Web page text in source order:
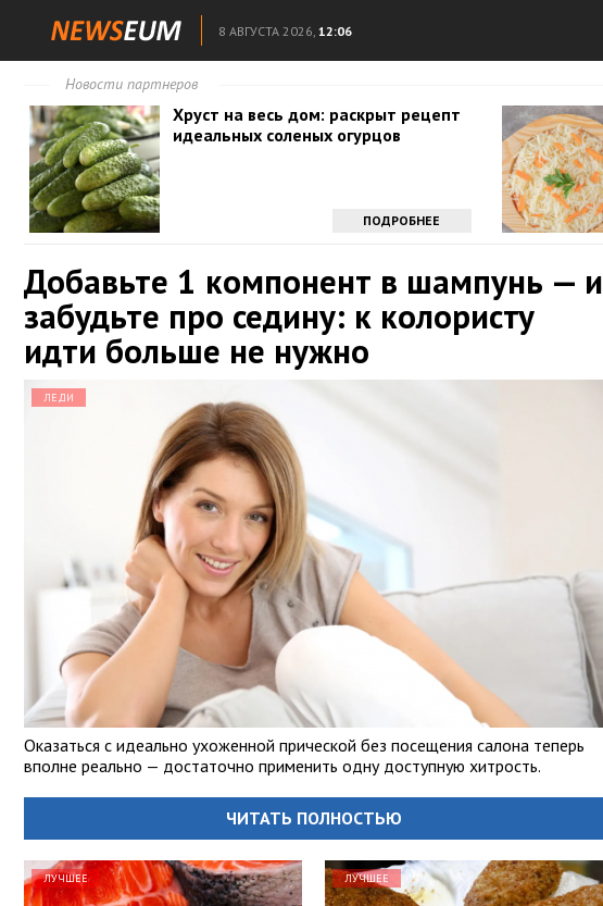
8 АВГУСТА 2026, 12:06
Новости партнеров
Хруст на весь дом: раскрыт рецепт
идеальных соленых огурцов
ПОДРОБНЕЕ
Добавьте 1 компонент в шампунь — и
забудьте про седину: к колористу
идти больше не нужно
ЛЕДИ
Оказаться с идеально ухоженной прической без посещения салона теперь
вполне реально — достаточно применить одну доступную хитрость.
ЧИТАТЬ ПОЛНОСТЬЮ
ЛУЧШЕЕ ЛУЧШЕЕ